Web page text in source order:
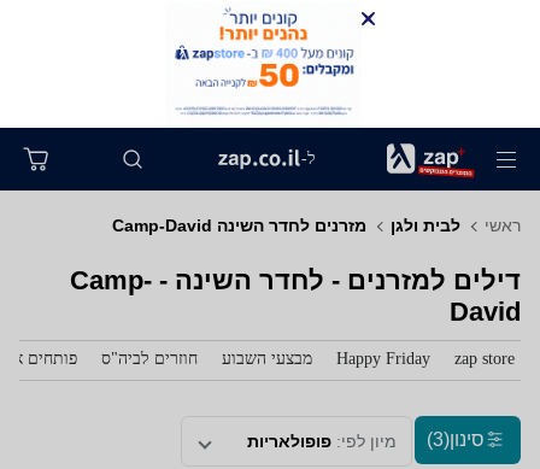
ל-
ראשי לבית ולגן מזרנים לחדר השינה Camp-David
דילים למזרנים - לחדר השינה - Camp-
David
zap store
Happy Friday מבצעי השבוע חוזרים לביה"ס פותחים את
סינון(3) מיון לפי: פופולאריות